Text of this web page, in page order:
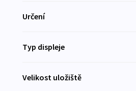
Určení
Typ displeje
Velikost uložiště